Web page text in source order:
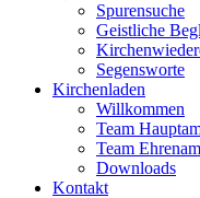
Spurensuche
Geistliche
Segensworte
Kirchenladen
Willkommen
Team
Team
Downloads
Kontakt